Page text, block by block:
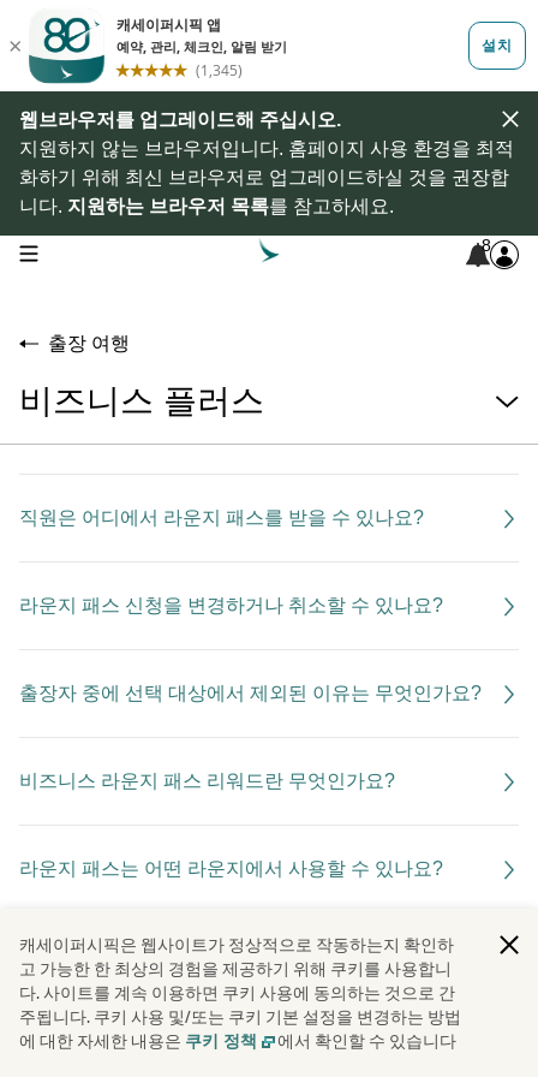
웹브라우저를 업그레이드해 주십시오.
지원하지 않는 브라우저입니다. 홈페이지 사용 환경을 최적
화하기 위해 최신 브라우저로 업그레이드하실 것을 권장합
니다. 지원하는 브라우저 목록를 참고하세요.
open navigation menu 8
출장 여행
비즈니스 플러스
직원은 어디에서 라운지 패스를 받을 수 있나요?
라운지 패스 신청을 변경하거나 취소할 수 있나요?
출장자 중에 선택 대상에서 제외된 이유는 무엇인가요?
비즈니스 라운지 패스 리워드란 무엇인가요?
라운지 패스는 어떤 라운지에서 사용할 수 있나요?
라운지 패스는 누구를 대상으로 신청할 수 있나요?
캐세이퍼시픽은 웹사이트가 정상적으로 작동하는지 확인하
고 가능한 한 최상의 경험을 제공하기 위해 쿠키를 사용합니
다. 사이트를 계속 이용하면 쿠키 사용에 동의하는 것으로 간
주됩니다. 쿠키 사용 및/또는 쿠키 기본 설정을 변경하는 방법
에 대한 자세한 내용은 쿠키 정책 에서 확인할 수 있습니다